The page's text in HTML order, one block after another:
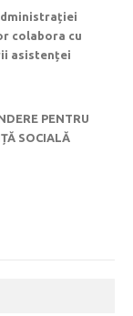
colabora cu
asistenței
PENTRU
SOCIALĂ